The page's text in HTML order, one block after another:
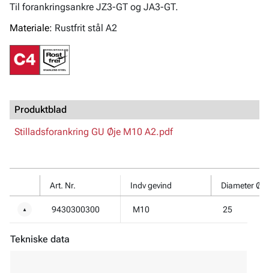
Til forankringsankre JZ3-GT og JA3-GT.
Materiale: Rustfrit stål A2
Produktblad
Stilladsforankring GU Øje M10 A2.pdf
Art. Nr. Indv gevind Diameter
▼ 9430300300 M10 25
Tekniske data